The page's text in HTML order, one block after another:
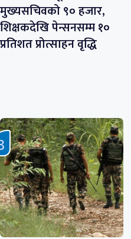
मुख्यसचिवको ९० हजार,
शिक्षकदेखि पेन्सनसम्म १०
प्रतिशत प्रोत्साहन वृद्धि